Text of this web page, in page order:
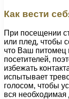
Как вести
При посещении
или плед, чтобы
что Ваш питомец
посетителей,
избежать
испытывает
голосом, чтобы
вся необходимая